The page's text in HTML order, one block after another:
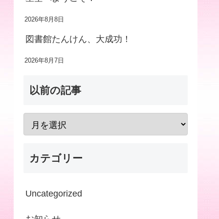
2026年8月8日
図書館たんけん、大成功！
2026年8月7日
以前の記事
カテゴリー
Uncategorized